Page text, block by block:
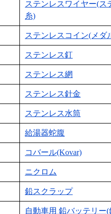
ステンレスワイヤー(ス
糸)
ステンレスコイン(メダ
ステンレス釘
ステンレス網
ステンレス針金
ステンレス水筒
給湯器蛇腹
コバール(Kovar)
ニクロム
鉛スクラップ
自動車用 鉛バッテリー